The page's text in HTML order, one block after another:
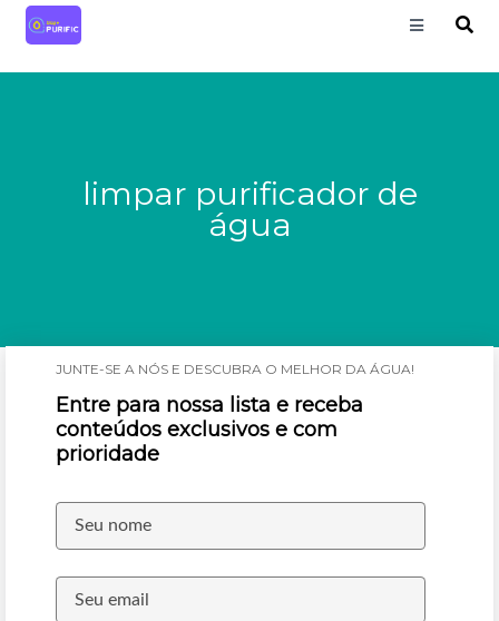
limpar purificador de
água
JUNTE-SE A NÓS E DESCUBRA O MELHOR DA ÁGUA!
Entre para nossa lista e receba
conteúdos exclusivos e com
prioridade